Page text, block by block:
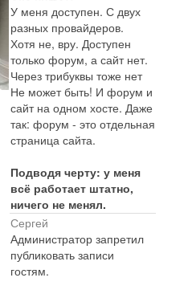
У меня доступен. С двух
разных провайдеров.
Хотя не, вру. Доступен
только форум, а сайт нет.
Через трибуквы тоже нет
Не может быть! И форум и
сайт на одном хосте. Даже
так: форум - это отдельная
страница сайта.
Подводя черту: у меня
всё работает штатно,
ничего не менял.
Сергей
Администратор запретил
публиковать записи
гостям.